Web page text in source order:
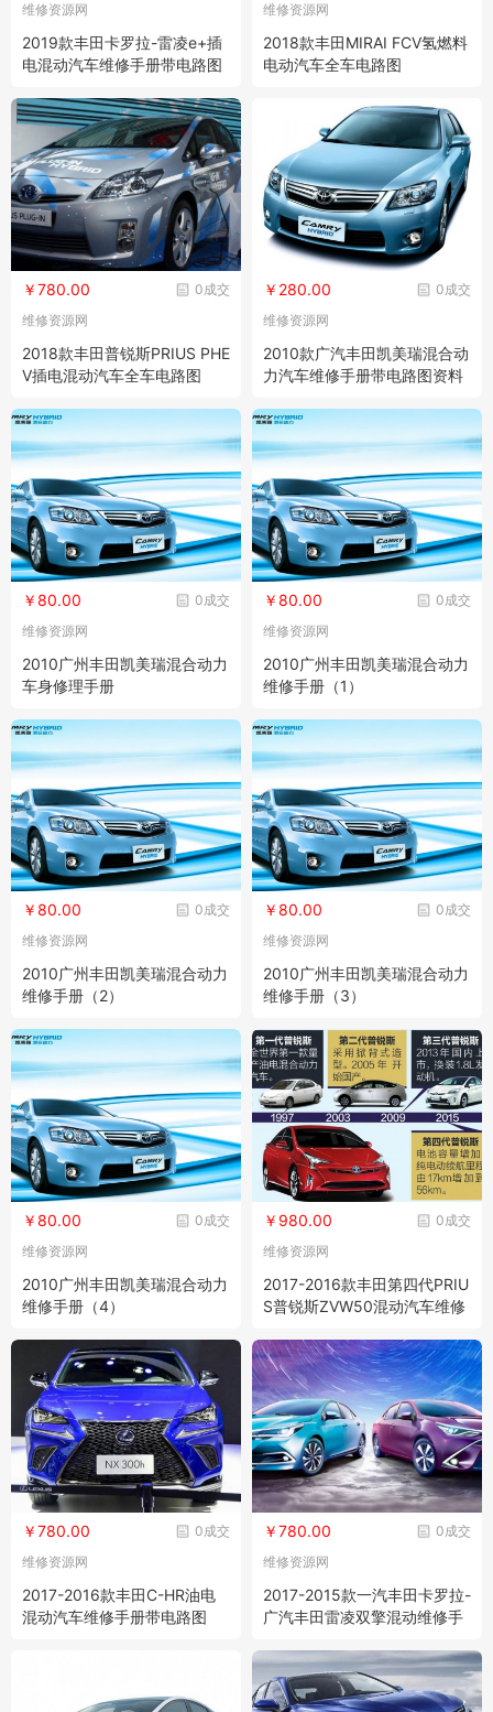
维修资源网
2019款丰田卡罗拉-雷凌e+插
电混动汽车维修手册带电路图
维修资源网
2018款丰田MIRAI FCV氢燃料
电动汽车全车电路图
0成交
￥780.00
维修资源网
2018款丰田普锐斯PRIUS PHE
V插电混动汽车全车电路图
0成交
￥280.00
维修资源网
2010款广汽丰田凯美瑞混合动
力汽车维修手册带电路图资料
0成交
￥80.00
维修资源网
2010广州丰田凯美瑞混合动力
车身修理手册
0成交
￥80.00
维修资源网
2010广州丰田凯美瑞混合动力
维修手册（1）
0成交
￥80.00
维修资源网
2010广州丰田凯美瑞混合动力
维修手册（2）
0成交
￥80.00
维修资源网
2010广州丰田凯美瑞混合动力
维修手册（3）
0成交
￥80.00
维修资源网
2010广州丰田凯美瑞混合动力
维修手册（4）
0成交
￥980.00
维修资源网
2017-2016款丰田第四代PRIU
S普锐斯ZVW50混动汽车维修
0成交
￥780.00
维修资源网
2017-2016款丰田C-HR油电
混动汽车维修手册带电路图
0成交
￥780.00
维修资源网
2017-2015款一汽丰田卡罗拉-
广汽丰田雷凌双擎混动维修手